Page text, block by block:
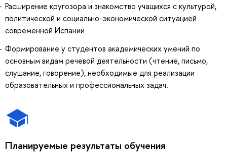
Расширение кругозора и знакомство учащихся с культурой,
политической и социально-экономической ситуацией
современной Испании
Формирование у студентов академических умений по
основным видам речевой деятельности (чтение, письмо,
слушание, говорение), необходимые для реализации
образовательных и профессиональных задач.
Планируемые результаты обучения